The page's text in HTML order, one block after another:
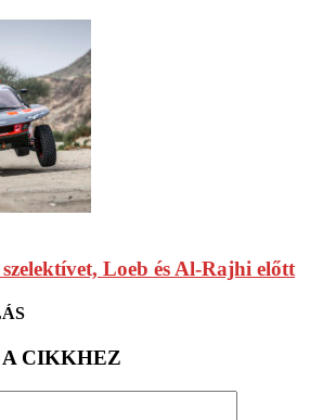
Loeb és Al-Rajhi előtt
CIKKHEZ